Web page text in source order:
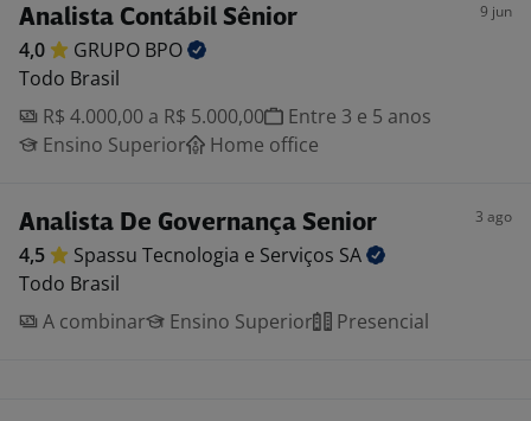
Analista Contábil Sênior 9 jun
4,0 GRUPO BPO
Todo Brasil
R$ 4.000,00 a R$ 5.000,00
Entre 3 e 5 anos
Ensino Superior
Home office
Analista De Governança Senior 3 ago
4,5 Spassu Tecnologia e Serviços SA
Todo Brasil
A combinar
Ensino Superior Presencial